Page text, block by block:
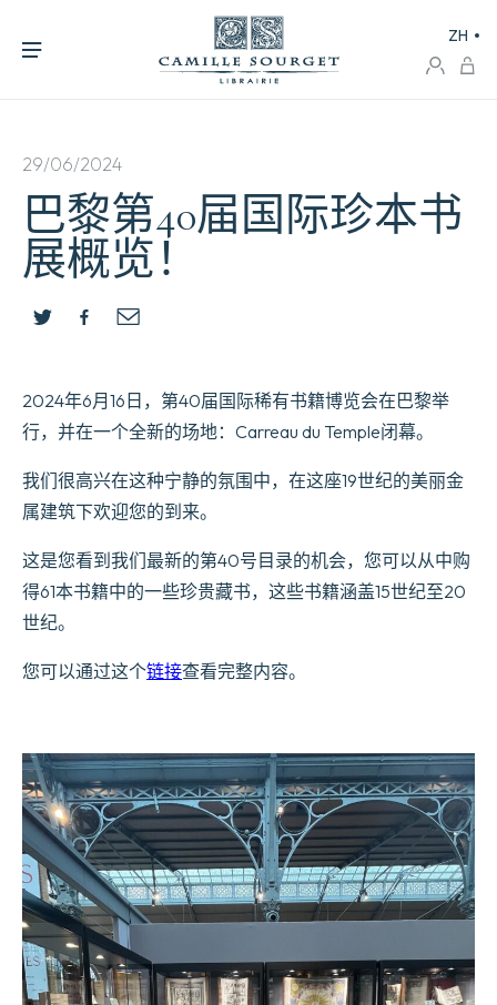
ZH
29/06/2024
巴黎第40届国际珍本书
展概览！
2024年6月16日，第40届国际稀有书籍博览会在巴黎举
行，并在一个全新的场地：Carreau du Temple闭幕。
我们很高兴在这种宁静的氛围中，在这座19世纪的美丽金
属建筑下欢迎您的到来。
这是您看到我们最新的第40号目录的机会，您可以从中购
得61本书籍中的一些珍贵藏书，这些书籍涵盖15世纪至20
世纪。
您可以通过这个链接查看完整内容。